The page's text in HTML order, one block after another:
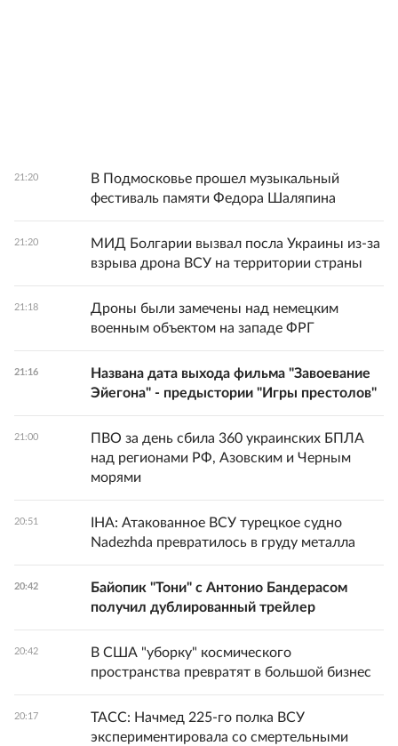
21:20
В Подмосковье прошел музыкальный
фестиваль памяти Федора Шаляпина
21:20
МИД Болгарии вызвал посла Украины из-за
взрыва дрона ВСУ на территории страны
21:18
Дроны были замечены над немецким
военным объектом на западе ФРГ
21:16
Названа дата выхода фильма "Завоевание
Эйегона" - предыстории "Игры престолов"
21:00
ПВО за день сбила 360 украинских БПЛА
над регионами РФ, Азовским и Черным
морями
20:51
IHA: Атакованное ВСУ турецкое судно
Nadezhda превратилось в груду металла
20:42
Байопик "Тони" с Антонио Бандерасом
получил дублированный трейлер
20:42
В США "уборку" космического
пространства превратят в большой бизнес
20:17
ТАСС: Начмед 225-го полка ВСУ
экспериментировала со смертельными